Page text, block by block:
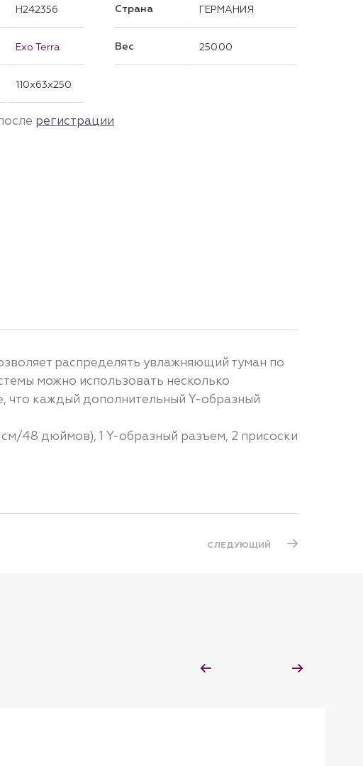
H242356
Exo Terra
110x63x250
Страна ГЕРМАНИЯ
Вес 250.00
регистрации
распределять увлажняющий туман по
можно использовать несколько
что каждый дополнительный Y-образный
48 дюймов), 1 Y-образный разъем, 2 присоски
СЛЕДУЮЩИЙ